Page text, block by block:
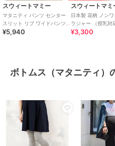
おしゃれを楽しむ気持ち。育児を
すべてのママ、ベビー、ご家族を
の専門店として、
期間限定セール開催中
ブランド スウィートマ
ショップ スウィートマ
商品カテゴリ
マタニティウ
スウィートマミー
マタニティ パンツ センター
スリット リブ ワイドパンツ
【産後兼用】
¥5,940
スウィートマミ
日本製 花柄 ノン
ラジャー （授乳対
ース/マタニティ）
¥3,300
ボトムス（マタニティ）